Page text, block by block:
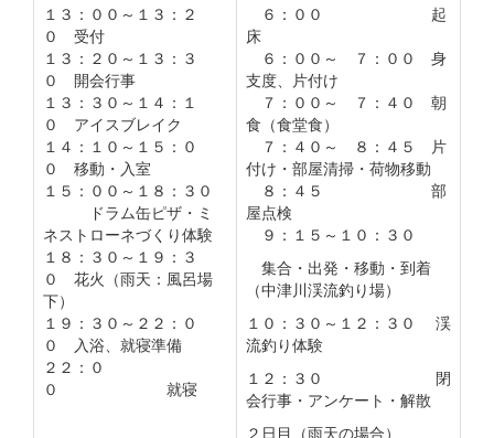
１３：００～１３：２
０ 受付
１３：２０～１３：３
０ 開会行事
１３：３０～１４：１
０ アイスブレイク
１４：１０～１５：０
０ 移動・入室
１５：００～１８：３０
ドラム缶ピザ・ミ
ネストローネづくり体験
１８：３０～１９：３
０ 花火（雨天：風呂場
下）
１９：３０～２２：０
０ 入浴、就寝準備
２２：０
０ 就寝
６：００ 起
床
６：００～ ７：００ 身
支度、片付け
７：００～ ７：４０ 朝
食（食堂食）
７：４０～ ８：４５ 片
付け・部屋清掃・荷物移動
８：４５ 部
屋点検
９：１５～１０：３０
集合・出発・移動・到着
（中津川渓流釣り場）
１０：３０～１２：３０ 渓
流釣り体験
１２：３０ 閉
会行事・アンケート・解散
２日目（雨天の場合）